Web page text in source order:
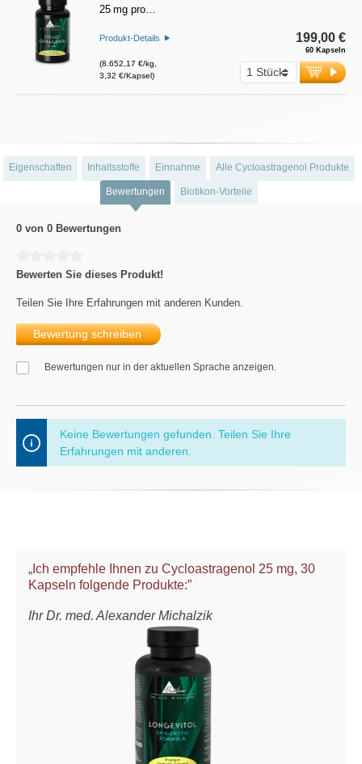
25 mg pro…
Produkt-Details
(8.652,17 €/kg,
3,32 €/Kapsel)
60 Kapseln
199,00 €
Eigenschaften Inhaltsstoffe Einnahme Alle Cycloastragenol Produkte
Bewertungen Biotikon-Vorteile
0 von 0 Bewertungen
Bewerten Sie dieses Produkt!
Teilen Sie Ihre Erfahrungen mit anderen Kunden.
Bewertung schreiben
Bewertungen nur in der aktuellen Sprache anzeigen.
Keine Bewertungen gefunden. Teilen Sie Ihre
Erfahrungen mit anderen.
„Ich empfehle Ihnen zu Cycloastragenol 25 mg, 30
Kapseln folgende Produkte:”
Ihr Dr. med. Alexander Michalzik